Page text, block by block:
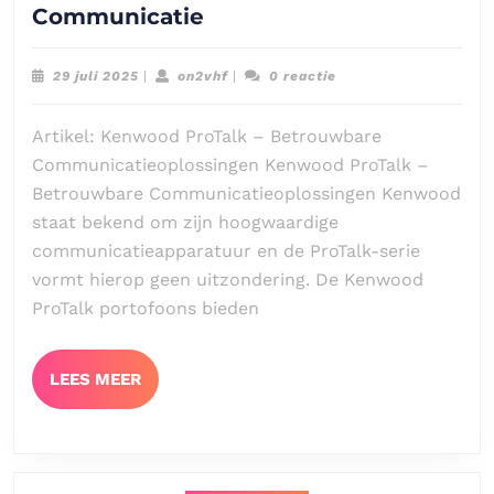
Communicatie
Kracht
ProTalk
voor
Betrouwbare
Communicatie
29 juli 2025 29
| on2vhfon2vhf
| 0 reactie
Artikel: Kenwood ProTalk – Betrouwbare
Communicatieoplossingen Kenwood ProTalk –
Betrouwbare Communicatieoplossingen Kenwood
staat bekend om zijn hoogwaardige
communicatieapparatuur en de ProTalk-serie
vormt hierop geen uitzondering. De Kenwood
ProTalk portofoons bieden
LEES MEERLEES
MEER